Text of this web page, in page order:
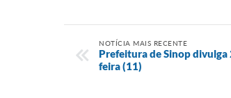
NOTÍCIA MAIS RECENTE
Prefeitura de Sinop divulga
feira (11)